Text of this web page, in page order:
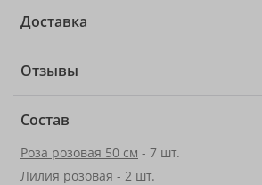
Доставка
Отзывы
Состав
Роза розовая 50 см - 7 шт.
Лилия розовая - 2 шт.